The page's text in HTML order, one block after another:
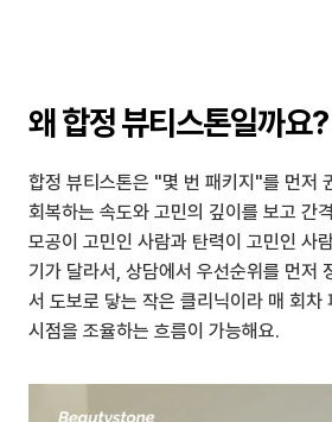
왜 합정 뷰티스톤일까요?
합정 뷰티스톤은 "몇 번 패키지"를 먼저
회복하는 속도와 고민의 깊이를 보고 간
모공이 고민인 사람과 탄력이 고민인 사
기가 달라서, 상담에서 우선순위를 먼저
서 도보로 닿는 작은 클리닉이라 매 회차
시점을 조율하는 흐름이 가능해요.